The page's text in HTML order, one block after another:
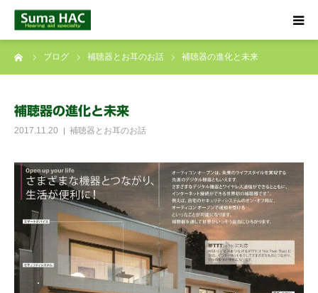
ブログ 補聴器とお耳のお話 補聴器の進化と未来
補聴器の進化と未来
2017.11.20 補聴器とお耳のお話
HOME
店舗のご案内
ブログ
☎ 0120-09-4133